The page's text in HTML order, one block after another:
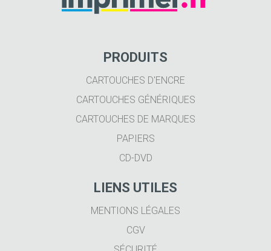
PRODUITS
CARTOUCHES D'ENCRE
CARTOUCHES GÉNÉRIQUES
CARTOUCHES DE MARQUES
PAPIERS
CD-DVD
LIENS UTILES
MENTIONS LÉGALES
CGV